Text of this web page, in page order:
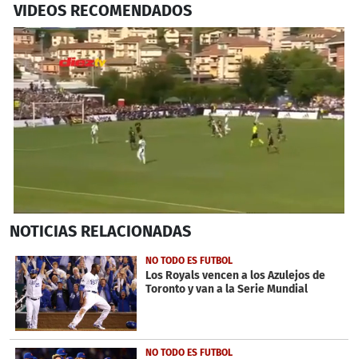
VIDEOS RECOMENDADOS
seconds
2
minutes,
36
seconds
NOTICIAS RELACIONADAS
NO TODO ES FUTBOL
Los Royals vencen a los Azulejos de
Toronto y van a la Serie Mundial
NO TODO ES FUTBOL